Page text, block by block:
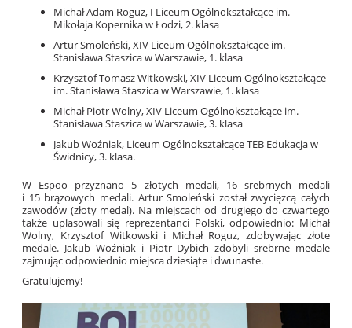
Michał Adam Roguz, I Liceum Ogólnokształcące im.
Mikołaja Kopernika w Łodzi, 2. klasa
Artur Smoleński, XIV Liceum Ogólnokształcące im.
Stanisława Staszica w Warszawie, 1. klasa
Krzysztof Tomasz Witkowski, XIV Liceum Ogólnokształcące
im. Stanisława Staszica w Warszawie, 1. klasa
Michał Piotr Wolny, XIV Liceum Ogólnokształcące im.
Stanisława Staszica w Warszawie, 3. klasa
Jakub Woźniak, Liceum Ogólnokształcące TEB Edukacja w
Świdnicy, 3. klasa.
W Espoo przyznano 5 złotych medali, 16 srebrnych medali
i 15 brązowych medali. Artur Smoleński został zwycięzcą całych
zawodów (złoty medal). Na miejscach od drugiego do czwartego
także uplasowali się reprezentanci Polski, odpowiednio: Michał
Wolny, Krzysztof Witkowski i Michał Roguz, zdobywając złote
medale. Jakub Woźniak i Piotr Dybich zdobyli srebrne medale
zajmując odpowiednio miejsca dziesiąte i dwunaste.
Gratulujemy!